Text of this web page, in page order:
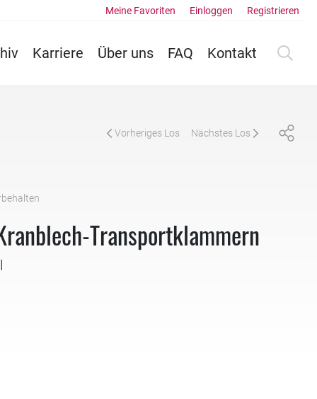
Karriere Über uns FAQ Kontakt
Meine Favoriten Einloggen Registrieren
Vorheriges Los Nächstes Los
Transportklammern